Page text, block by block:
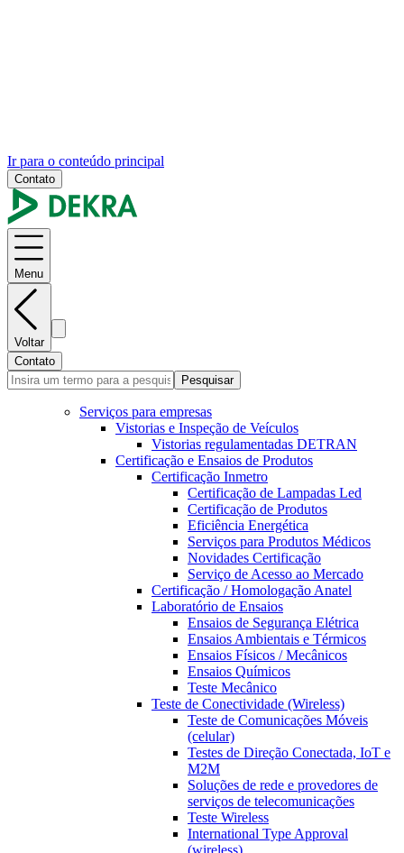
Ir para o conteúdo principal
Contato
Menu
Voltar
Contato
Pesquisar
Serviços para empresas
Vistorias e Inspeção de Veículos
Vistorias regulamentadas DETRAN
Certificação e Ensaios de Produtos
Certificação Inmetro
Certificação de Lampadas Led
Certificação de Produtos
Eficiência Energética
Serviços para Produtos Médicos
Novidades Certificação
Serviço de Acesso ao Mercado
Certificação / Homologação Anatel
Laboratório de Ensaios
Ensaios de Segurança Elétrica
Ensaios Ambientais e Térmicos
Ensaios Físicos / Mecânicos
Ensaios Químicos
Teste Mecânico
Teste de Conectividade (Wireless)
Teste de Comunicações Móveis
(celular)
Testes de Direção Conectada, IoT e
M2M
Soluções de rede e provedores de
serviços de telecomunicações
Teste Wireless
International Type Approval